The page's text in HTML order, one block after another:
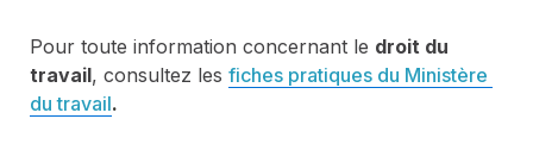
Pour toute information concernant le droit du
travail, consultez les fiches pratiques du Ministère
du travail